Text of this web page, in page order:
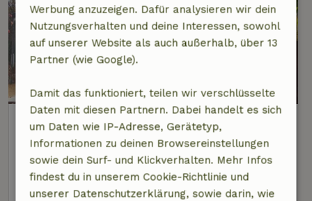
Naturhäuschen in Erezée
4 km Abstand vom Zentrum von Hotton
6 Personen3 Schlafzimmer
Ansehen
Werbung anzuzeigen. Dafür analysieren wir dein
Nutzungsverhalten und deine Interessen, sowohl
auf unserer Website als auch außerhalb, über 13
Partner (wie Google).
Damit das funktioniert, teilen wir verschlüsselte
Daten mit diesen Partnern. Dabei handelt es sich
um Daten wie IP-Adresse, Gerätetyp,
Informationen zu deinen Browsereinstellungen
sowie dein Surf- und Klickverhalten. Mehr Infos
findest du in unserem Cookie-Richtlinie und
unserer Datenschutzerklärung, sowie darin, wie